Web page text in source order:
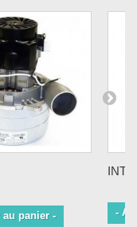
au panier - -